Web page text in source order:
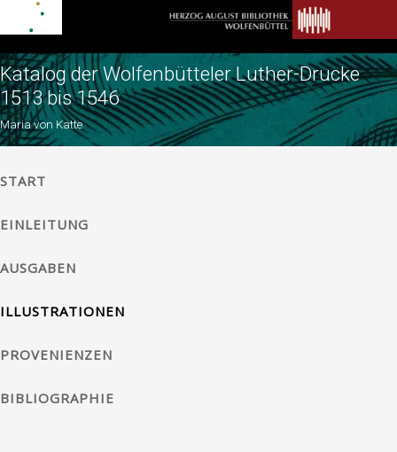
Katalog der Wolfenbütteler Luther-Drucke
1513 bis 1546
Maria von Katte
START
EINLEITUNG
AUSGABEN
ILLUSTRATIONEN
PROVENIENZEN
BIBLIOGRAPHIE